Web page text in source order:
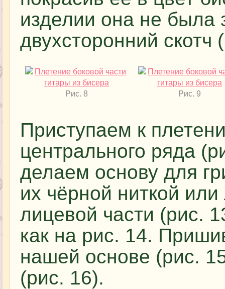
изделии она не была
двухсторонний скотч
Рис. 8 Рис. 9
Приступаем к
центрального ряда
делаем основу для
их чёрной ниткой
лицевой части (рис.
как на рис. 14.
нашей основе (рис.
(рис. 16).